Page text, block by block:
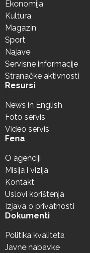
Ekonomija
Kultura
Magazin
Sport
Najave
Servisne informacije
Stranačke aktivnosti
Resursi
News in English
Foto servis
Video servis
Fena
O agenciji
Misija i vizija
Kontakt
Uslovi korištenja
Izjava o privatnosti
Dokumenti
Politika kvaliteta
Javne nabavke